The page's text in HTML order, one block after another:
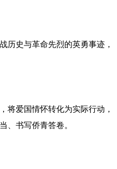
历史与革命先烈的英勇事迹，
将爱国情怀转化为实际行动，
、书写侨青答卷。